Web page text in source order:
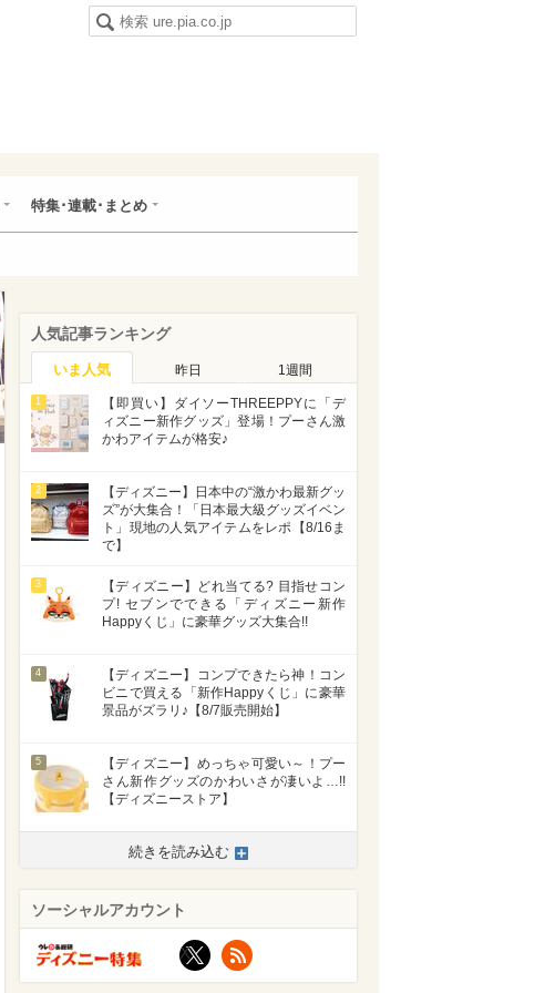
特集･連載･まとめ
人気記事ランキング
いま人気 昨日 1週間
1
【即買い】ダイソーTHREEPPYに「デ
ィズニー新作グッズ」登場！プーさん激
かわアイテムが格安♪
2
【ディズニー】日本中の“激かわ最新グッ
ズ”が大集合！「日本最大級グッズイベン
ト」現地の人気アイテムをレポ【8/16ま
で】
3
【ディズニー】どれ当てる? 目指せコン
プ! セブンでできる「ディズニー新作
Happyくじ」に豪華グッズ大集合!!
4
【ディズニー】コンプできたら神！コン
ビニで買える「新作Happyくじ」に豪華
景品がズラリ♪【8/7販売開始】
5
【ディズニー】めっちゃ可愛い～！プー
さん新作グッズのかわいさが凄いよ…!!
【ディズニーストア】
続きを読み込む
ソーシャルアカウント
X